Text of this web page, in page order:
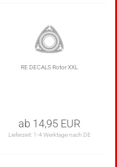
RE DECALS Rotor XXL
ab 14,95 EUR
Lieferzeit: 1-4 Werktage nach DE